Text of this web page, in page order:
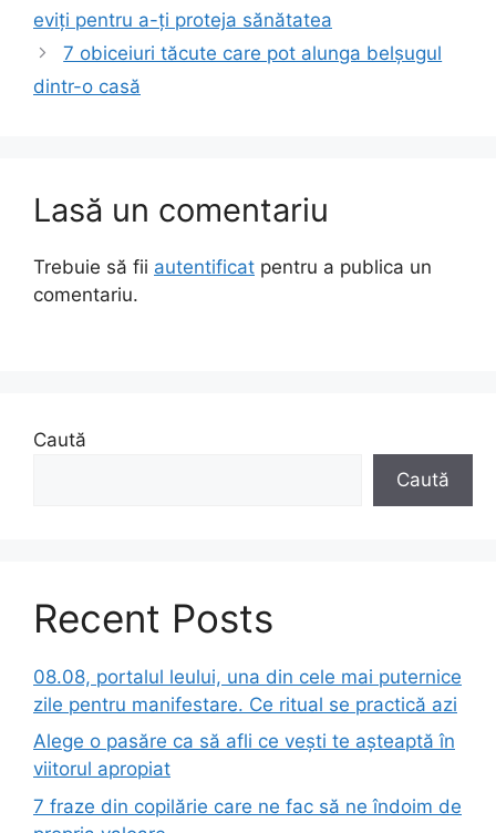
eviți pentru a-ți proteja sănătatea
7 obiceiuri tăcute care pot alunga belșugul
dintr-o casă
Lasă un comentariu
Trebuie să fii autentificat pentru a publica un
comentariu.
Caută
Caută
Recent Posts
08.08, portalul leului, una din cele mai puternice
zile pentru manifestare. Ce ritual se practică azi
Alege o pasăre ca să afli ce vești te așteaptă în
viitorul apropiat
7 fraze din copilărie care ne fac să ne îndoim de